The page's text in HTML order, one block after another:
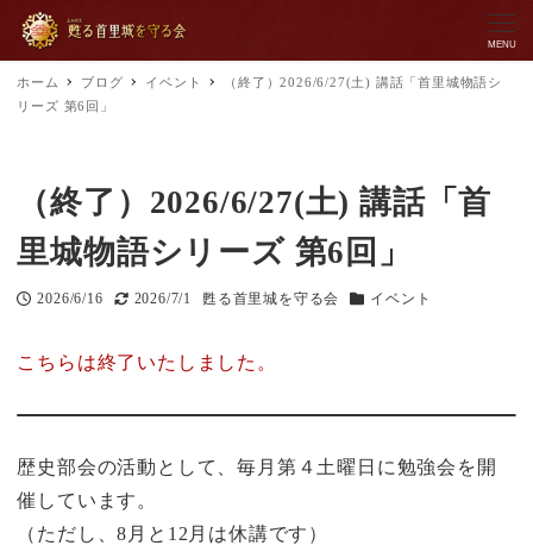
MENU
ホーム ブログ イベント
（終了）2026/6/27(土) 講話「首里城物語シ
リーズ 第6回」
（終了）2026/6/27(土) 講話「首
里城物語シリーズ 第6回」
投稿日
2026/6/16
更新日
2026/7/1
著
甦る首里城を守る会
カテゴリー
イベント
こちらは終了いたしました。
歴史部会の活動として、毎月第４土曜日に勉強会を開
催しています。
（ただし、8月と12月は休講です）